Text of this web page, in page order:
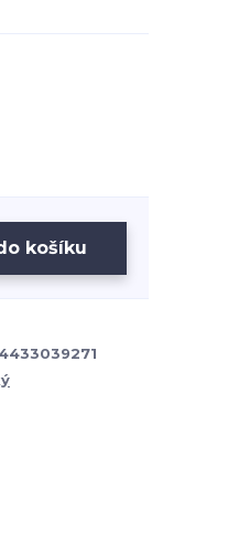
košíku